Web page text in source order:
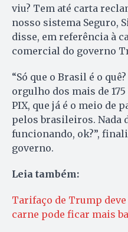
viu? Tem até carta
nosso sistema Seguro,
disse, em referência à
comercial do governo
“Só que o Brasil é o
orgulho dos mais de
PIX, que já é o meio de
pelos brasileiros. Nada
funcionando, ok?”,
governo.
Leia também:
Tarifaço de Trump
carne pode ficar mais